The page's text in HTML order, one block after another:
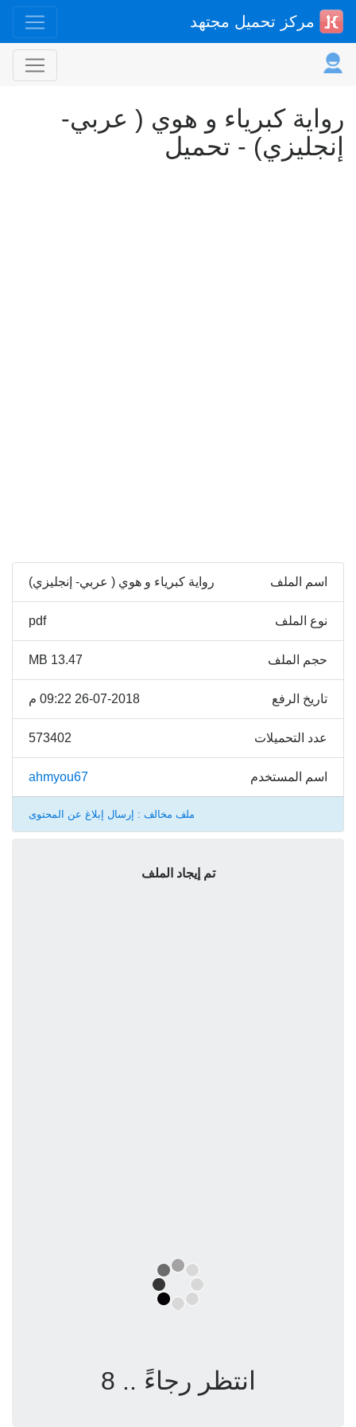
مركز تحميل مجتهد
رواية كبرياء و هوي ( عربي-
إنجليزي) - تحميل
اسم الملف رواية كبرياء و هوي ( عربي- إنجليزي)
نوع الملف pdf
حجم الملف 13.47 MB
تاريخ الرفع 26-07-2018 09:22 م
عدد التحميلات 573402
اسم المستخدم ahmyou67
ملف مخالف : إرسال إبلاغ عن المحتوى
تم إيجاد الملف
انتظر رجاءً .. 8